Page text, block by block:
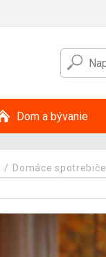
Dom a bývanie
Domáce spotrebiče